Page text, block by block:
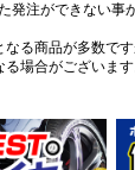
発注ができない事
る商品が多数で
場合がございま